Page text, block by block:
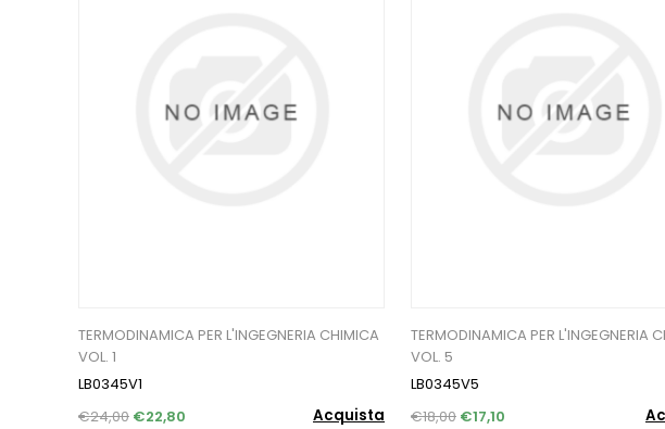
TERMODINAMICA PER L'INGEGNERIA CHIMICA
VOL. 1
LB0345V1
€24,00 €22,80 Acquista
TERMODINAMICA PER L'INGEGNERIA
VOL. 5
LB0345V5
€18,00 €17,10